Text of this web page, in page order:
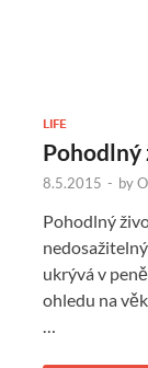
LIFE
8.5.2015 - by
Pohodlný
ukrývá v
ohledu na